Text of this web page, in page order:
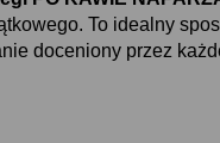
To idealny
doceniony przez